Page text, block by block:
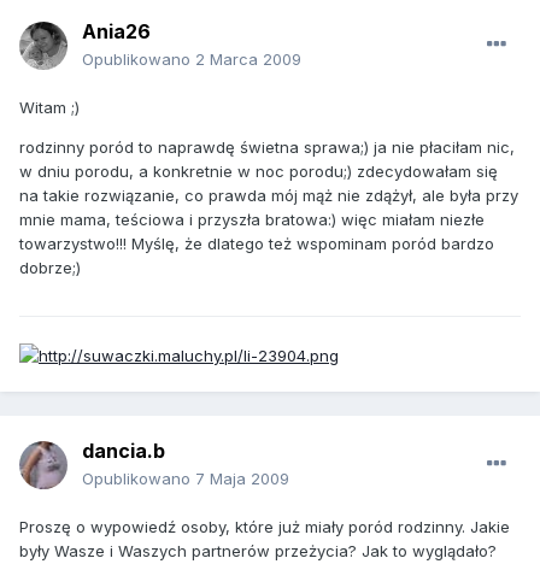
Ania26
Opublikowano 2 Marca 2009
Witam ;)
rodzinny poród to naprawdę świetna sprawa;) ja nie płaciłam nic,
w dniu porodu, a konkretnie w noc porodu;) zdecydowałam się
na takie rozwiązanie, co prawda mój mąż nie zdążył, ale była przy
mnie mama, teściowa i przyszła bratowa:) więc miałam niezłe
towarzystwo!!! Myślę, że dlatego też wspominam poród bardzo
dobrze;)
dancia.b
Opublikowano 7 Maja 2009
Proszę o wypowiedź osoby, które już miały poród rodzinny. Jakie
były Wasze i Waszych partnerów przeżycia? Jak to wyglądało?